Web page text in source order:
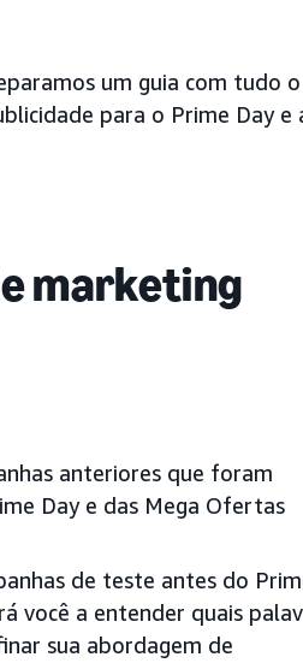
um guia com tudo o
para o Prime Day e
marketing
anteriores que foram
Day e das Mega Ofertas
de teste antes do
você a entender quais
sua abordagem de